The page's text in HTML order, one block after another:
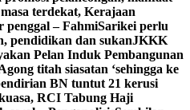
terdekat, Kerajaan
penggal – FahmiSarikei perlu
pendidikan dan sukanJKKK
Pelan Induk Pembangunan
titah siasatan ‘sehingga ke
BN tuntut 21 kerusi
RCI Tabung Haji